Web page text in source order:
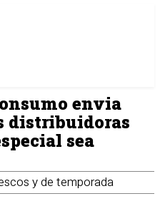
envia
distribuidoras
sea
y de temporada